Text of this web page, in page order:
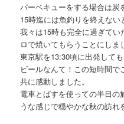
バーベキューをする場合は炭
15時迄には魚釣りを終えない
我々は15時も完全に過ぎて
ロで焼いてもらうことにしま
東京駅を13:30頃に出発して
ビールなんて！この短時間で
共に感動しました。
電車とばすを使っての半日の
うな感じで穏やかな秋の訪れ